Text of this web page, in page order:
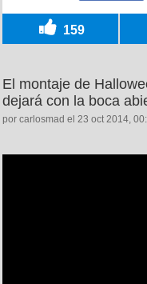
159
El montaje de
dejará con la boca
por carlosmad el 23 oct 2014,